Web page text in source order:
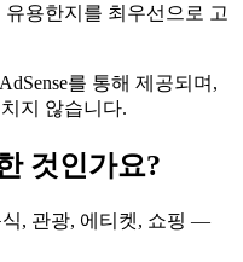
용한지를 최우선으로 고
를 통해 제공되며,
지 않습니다.
것인가요?
식, 관광, 에티켓, 쇼핑 —